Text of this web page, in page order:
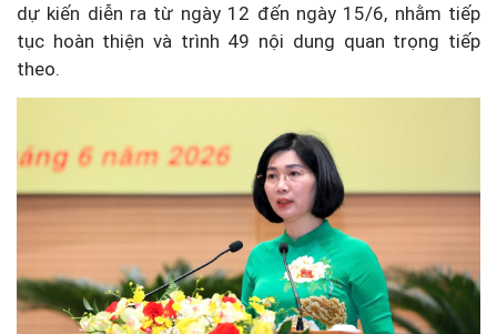
dự kiến diễn ra từ ngày 12 đến ngày 15/6, nhằm tiếp
tục hoàn thiện và trình 49 nội dung quan trọng tiếp
theo.